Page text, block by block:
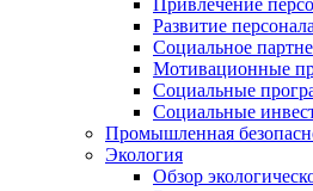
Привлечение
Развитие персонала
Социальное
Мотивационные
Социальные
Социальные
Промышленная
Экология
Обзор